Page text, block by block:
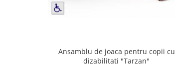
Ansamblu de joaca pentru copii cu
dizabilitati "Tarzan"